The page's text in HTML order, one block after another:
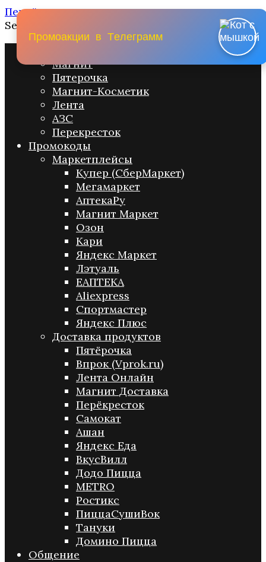
Перейти к содержанию
Search for:
Магнит
Пятерочка
Магнит-Косметик
Лента
АЗС
Перекресток
Промокоды
Маркетплейсы
Купер (СберМаркет)
Мегамаркет
АптекаРу
Магнит Маркет
Озон
Кари
Яндекс Маркет
Лэтуаль
ЕАПТЕКА
Aliexpress
Спортмастер
Яндекс Плюс
Доставка продуктов
Пятёрочка
Впрок (Vprok.ru)
Лента Онлайн
Магнит Доставка
Перёкресток
Самокат
Ашан
Яндекс Еда
ВкусВилл
Додо Пицца
METRO
Ростикс
ПиццаСушиВок
Тануки
Домино Пицца
Общение
Промоакции в Телеграмм